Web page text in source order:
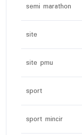
semi marathon
site
site pmu
sport
sport mincir